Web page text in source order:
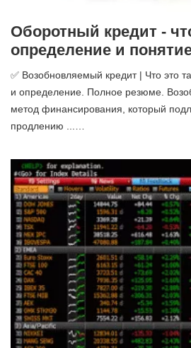
Оборотный кредит -
определение и
✅ Возобновляемый кредит | Что это
и определение. Полное резюме.
метод финансирования, который
продлению ...…